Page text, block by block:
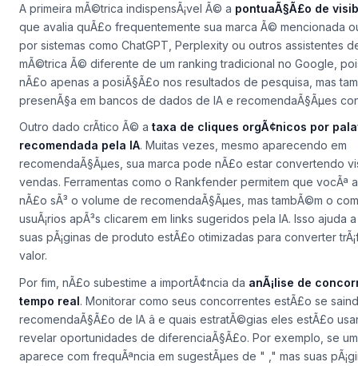
A primeira mÃ©trica indispensÃ¡vel Ã© a pontuaÃ§Ã£o de
que avalia quÃ£o frequentemente sua marca Ã© mencionada
por sistemas como ChatGPT, Perplexity ou outros assistentes
mÃ©trica Ã© diferente de um ranking tradicional no Google,
nÃ£o apenas a posiÃ§Ã£o nos resultados de pesquisa, mas
presenÃ§a em bancos de dados de IA e recomendaÃ§Ãµes
Outro dado crÃ­tico Ã© a taxa de cliques orgÃ¢nicos por
recomendada pela IA. Muitas vezes, mesmo aparecendo em
recomendaÃ§Ãµes, sua marca pode nÃ£o estar convertendo
vendas. Ferramentas como o Rankfender permitem que vocÃª
nÃ£o sÃ³ o volume de recomendaÃ§Ãµes, mas tambÃ©m o
usuÃ¡rios apÃ³s clicarem em links sugeridos pela IA. Isso ajuda
suas pÃ¡ginas de produto estÃ£o otimizadas para converter
valor.
Por fim, nÃ£o subestime a importÃ¢ncia da anÃ¡lise de
tempo real. Monitorar como seus concorrentes estÃ£o se
recomendaÃ§Ã£o de IA â e quais estratÃ©gias eles estÃ£o
revelar oportunidades de diferenciaÃ§Ã£o. Por exemplo, se
aparece com frequÃªncia em sugestÃµes de " ," mas suas